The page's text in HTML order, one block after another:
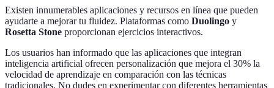
Existen innumerables aplicaciones y recursos en línea que pueden
ayudarte a mejorar tu fluidez. Plataformas como Duolingo y
Rosetta Stone proporcionan ejercicios interactivos.
Los usuarios han informado que las aplicaciones que integran
inteligencia artificial ofrecen personalización que mejora el 30% la
velocidad de aprendizaje en comparación con las técnicas
tradicionales. No dudes en experimentar con diferentes herramientas